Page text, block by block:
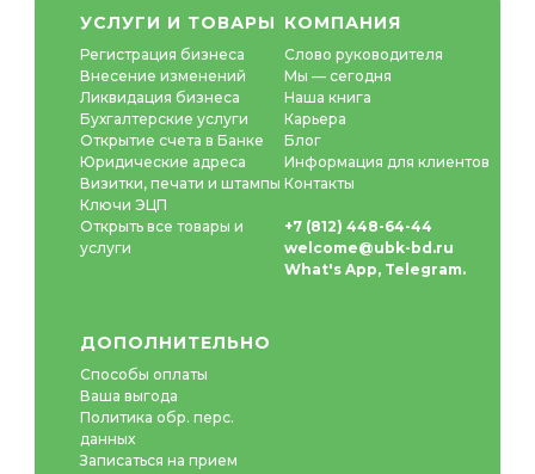
УСЛУГИ И ТОВАРЫ
Регистрация бизнеса
Внесение изменений
Ликвидация бизнеса
Бухгалтерские услуги
Открытие счета в Банке
Юридические адреса
Визитки, печати и штампы
Ключи ЭЦП
Открыть все товары и
услуги
КОМПАНИЯ
ДОПОЛНИТЕЛЬНО
Слово руководителя
Мы — сегодня
Наша книга
Карьера
Блог
Информация для клиентов
Контакты
+7 (812) 448-64-44
welcome@ubk-bd.ru
What's App, Telegram.
Способы оплаты
Ваша выгода
Политика обр. перс.
данных
Записаться на прием